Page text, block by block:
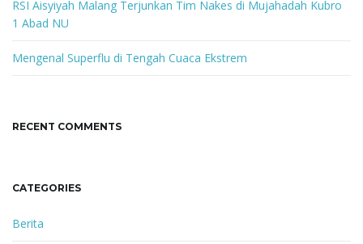
RSI Aisyiyah Malang Terjunkan Tim Nakes di Mujahadah Kubro
1 Abad NU
Mengenal Superflu di Tengah Cuaca Ekstrem
RECENT COMMENTS
CATEGORIES
Berita